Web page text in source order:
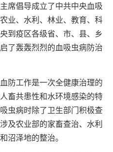
席倡导成立了中共中央血吸
业、水利、林业、教育、科
到疫区各级省、市、县、乡
了轰轰烈烈的血吸虫病防治
防工作是一次全健康治理的
畜共患性和水环境感染的特
虫病时除了卫生部门积极查
及农业部的家畜查治、水利
沼泽地的整治。